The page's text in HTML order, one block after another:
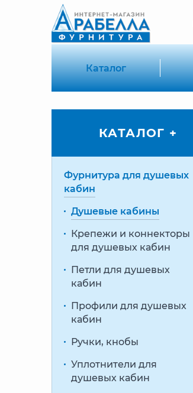
Каталог
КАТАЛОГ +
Фурнитура для душевых
кабин
Душевые кабины
Крепежи и коннекторы
для душевых кабин
Петли для душевых
кабин
Профили для душевых
кабин
Ручки, кнобы
Уплотнители для
душевых кабин